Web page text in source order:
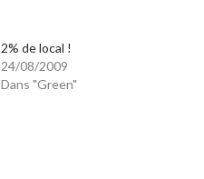
2% de local !
24/08/2009
Dans "Green"